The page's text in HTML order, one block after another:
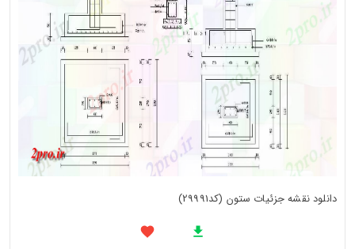
دانلود نقشه جزئیات ستون (کد29991)